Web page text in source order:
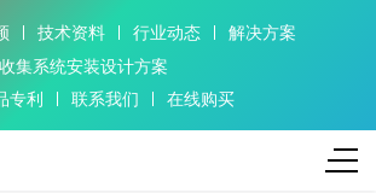
技术资料 行业动态
解决方案
集系统安装设计方案
专利 联系我们 在线购买